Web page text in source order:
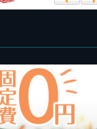
旧キット制作★バンダイ 1/144 ドラグ